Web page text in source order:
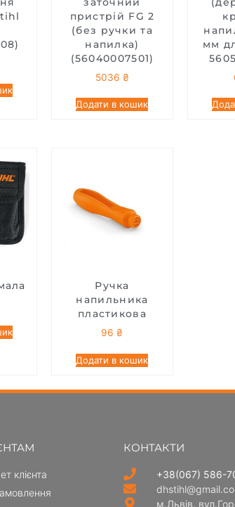
пристрій FG 2
(без ручки та
напилка)
(56040007501)
5036 ₴
Додати в кошик
мм
Ручка
напильника
пластикова
96₴
Додати в кошик
клієнта
КОНТАКТИ
+38(067) 586-
м.Львів,